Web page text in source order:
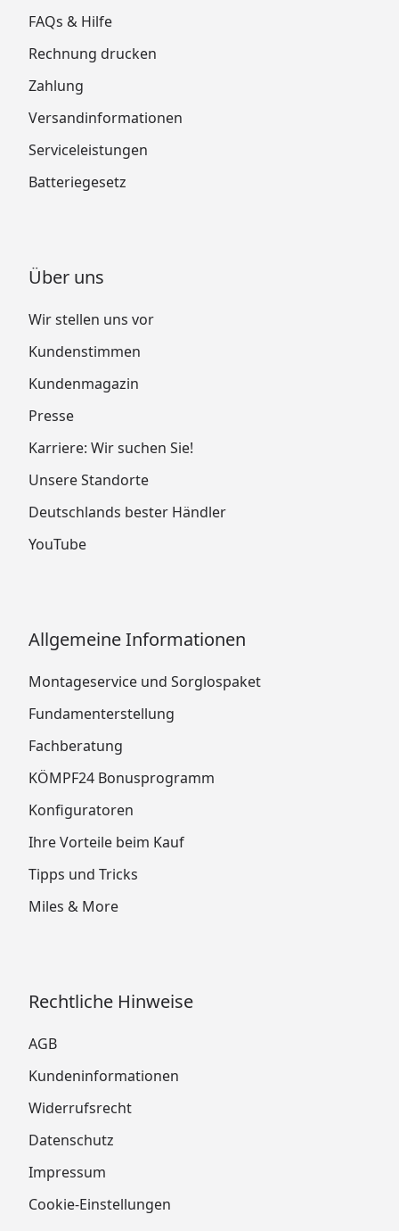
FAQs & Hilfe
Rechnung drucken
Zahlung
Versandinformationen
Serviceleistungen
Batteriegesetz
Über uns
Wir stellen uns vor
Kundenstimmen
Kundenmagazin
Presse
Karriere: Wir suchen Sie!
Unsere Standorte
Deutschlands bester Händler
YouTube
Allgemeine Informationen
Montageservice und Sorglospaket
Fundamenterstellung
Fachberatung
KÖMPF24 Bonusprogramm
Konfiguratoren
Ihre Vorteile beim Kauf
Tipps und Tricks
Miles & More
Rechtliche Hinweise
AGB
Kundeninformationen
Widerrufsrecht
Datenschutz
Impressum
Cookie-Einstellungen